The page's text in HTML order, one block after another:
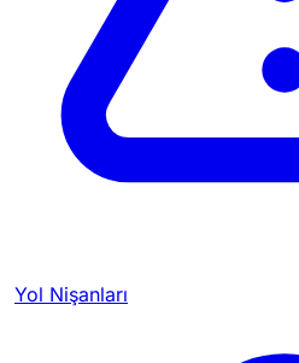
Yol Nişanları